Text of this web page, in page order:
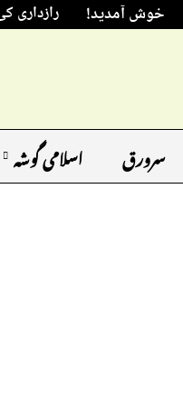
خوش آمدید! رازداری
سرورق اسلامی گوشہ